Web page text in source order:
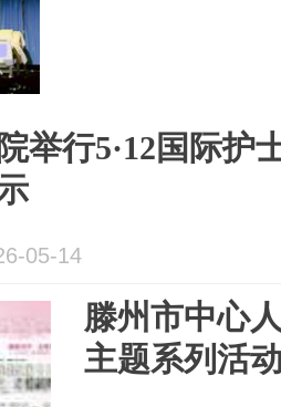
举行5·12国际护
05-14
滕州市中心
主题系列活